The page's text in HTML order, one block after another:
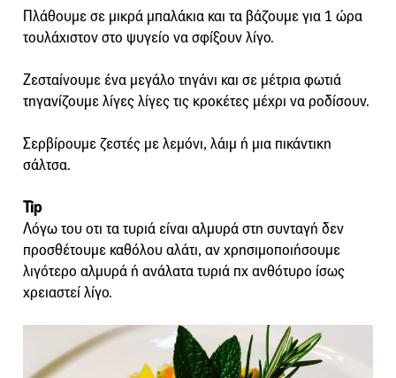
Πλάθουμε σε μικρά μπαλάκια και τα βάζουμε για 1 ώρα
τουλάχιστον στο ψυγείο να σφίξουν λίγο.
Ζεσταίνουμε ένα μεγάλο τηγάνι και σε μέτρια φωτιά
τηγανίζουμε λίγες λίγες τις κροκέτες μέχρι να ροδίσουν.
Σερβίρουμε ζεστές με λεμόνι, λάιμ ή μια πικάντικη
σάλτσα.
Tip
Λόγω του οτι τα τυριά είναι αλμυρά στη συνταγή δεν
προσθέτουμε καθόλου αλάτι, αν χρησιμοποιήσουμε
λιγότερο αλμυρά ή ανάλατα τυριά πχ ανθότυρο ίσως
χρειαστεί λίγο.